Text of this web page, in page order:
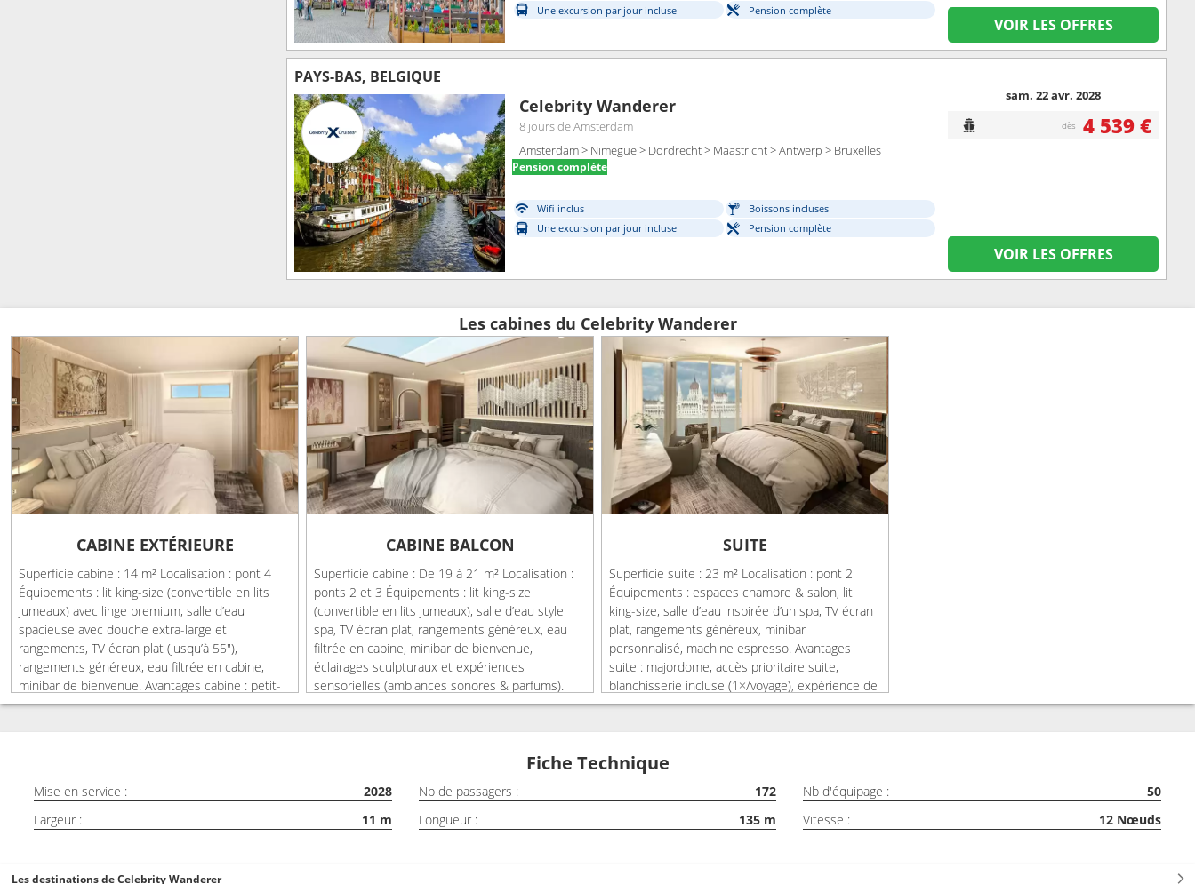
Une excursion par jour incluse
Pension complète
VOIR LES OFFRES
PAYS-BAS, BELGIQUE
Celebrity Wanderer
8 joursde Amsterdam
Amsterdam > Nimegue > Dordrecht > Maastricht > Antwerp > Bruxelles
Pension complète
Wifi inclus
Boissons incluses
Une excursion par jour incluse
Pension complète
sam. 22 avr. 2028
dès 4 539 €
VOIR LES OFFRES
Les cabines du Celebrity Wanderer
CABINE EXTÉRIEURE
Superficie cabine : 14 m² Localisation : pont 4
Équipements : lit king-size (convertible en lits
jumeaux) avec linge premium, salle d’eau
spacieuse avec douche extra-large et
rangements, TV écran plat (jusqu’à 55″),
rangements généreux, eau filtrée en cabine,
minibar de bienvenue. Avantages cabine : petit-
déjeuner, déjeuner et dîner inclus dans divers
& pendant le voyage, peignoirs & chaussons,
sèche-cheveux premium.
CABINE BALCON
Superficie cabine : De 19 à 21 m² Localisation :
ponts 2 et 3 Équipements : lit king-size
(convertible en lits jumeaux), salle d’eau style
spa, TV écran plat, rangements généreux, eau
filtrée en cabine, minibar de bienvenue,
éclairages sculpturaux et expériences
sensorielles (ambiances sonores & parfums).
Avantages cabine : petit-déjeuner, déjeuner et
l’arrivée, petit-déjeuner continental en cabine
ménage quotidien & service du soir, assistance
conciergerie avant & pendant le voyage, sèche-
cheveux premium, peignoirs & chaussons.
SUITE
Superficie suite : 23 m² Localisation : pont 2
Équipements : espaces chambre & salon, lit
king-size, salle d’eau inspirée d’un spa, TV écran
plat, rangements généreux, minibar
personnalisé, machine espresso. Avantages
suite : majordome, accès prioritaire suite,
blanchisserie incluse (1×/voyage), expérience de
restauration spécialisée exclusive, service café &
Premium, minibar personnalisé & snacks, happy
hour réservé aux suites, service repas en suite
(petit-déjeuner, déjeuner, dîner) et « daily
Fiche Technique
Mise en service : 2028 Nb de passagers : 172 Nb d'équipage :
50
Largeur :
11 m Longueur : 135 m Vitesse : 12 Nœuds
Les destinations de Celebrity Wanderer